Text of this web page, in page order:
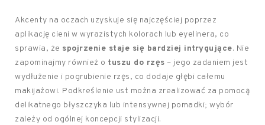
Akcenty na oczach uzyskuje się najczęściej poprzez
aplikację cieni w wyrazistych kolorach lub eyelinera, co
sprawia, że spojrzenie staje się bardziej intrygujące. Nie
zapominajmy również o tuszu do rzęs – jego zadaniem jest
wydłużenie i pogrubienie rzęs, co dodaje głębi całemu
makijażowi. Podkreślenie ust można zrealizować za pomocą
delikatnego błyszczyka lub intensywnej pomadki; wybór
zależy od ogólnej koncepcji stylizacji.